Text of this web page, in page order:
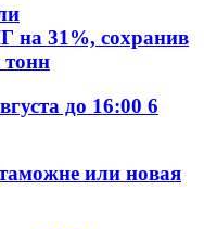
на 31%, сохранив
до 16:00 6
или новая